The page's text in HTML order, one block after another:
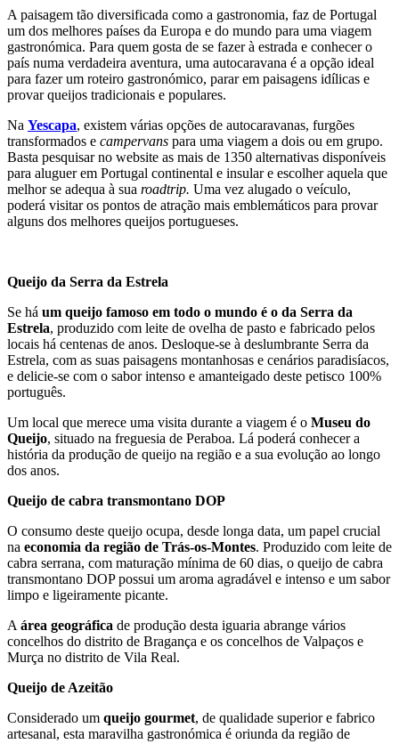
A paisagem tão diversificada como a gastronomia, faz de Portugal
um dos melhores países da Europa e do mundo para uma viagem
gastronómica. Para quem gosta de se fazer à estrada e conhecer o
país numa verdadeira aventura, uma autocaravana é a opção ideal
para fazer um roteiro gastronómico, parar em paisagens idílicas e
provar queijos tradicionais e populares.
Na Yescapa, existem várias opções de autocaravanas, furgões
transformados e campervans para uma viagem a dois ou em grupo.
Basta pesquisar no website as mais de 1350 alternativas disponíveis
para aluguer em Portugal continental e insular e escolher aquela que
melhor se adequa à sua roadtrip. Uma vez alugado o veículo,
poderá visitar os pontos de atração mais emblemáticos para provar
alguns dos melhores queijos portugueses.
Queijo da Serra da Estrela
Se há um queijo famoso em todo o mundo é o da Serra da
Estrela, produzido com leite de ovelha de pasto e fabricado pelos
locais há centenas de anos. Desloque-se à deslumbrante Serra da
Estrela, com as suas paisagens montanhosas e cenários paradisíacos,
e delicie-se com o sabor intenso e amanteigado deste petisco 100%
português.
Um local que merece uma visita durante a viagem é o Museu do
Queijo, situado na freguesia de Peraboa. Lá poderá conhecer a
história da produção de queijo na região e a sua evolução ao longo
dos anos.
Queijo de cabra transmontano DOP
O consumo deste queijo ocupa, desde longa data, um papel crucial
na economia da região de Trás-os-Montes. Produzido com leite de
cabra serrana, com maturação mínima de 60 dias, o queijo de cabra
transmontano DOP possui um aroma agradável e intenso e um sabor
limpo e ligeiramente picante.
A área geográfica de produção desta iguaria abrange vários
concelhos do distrito de Bragança e os concelhos de Valpaços e
Murça no distrito de Vila Real.
Queijo de Azeitão
Considerado um queijo gourmet, de qualidade superior e fabrico
artesanal, esta maravilha gastronómica é oriunda da região de